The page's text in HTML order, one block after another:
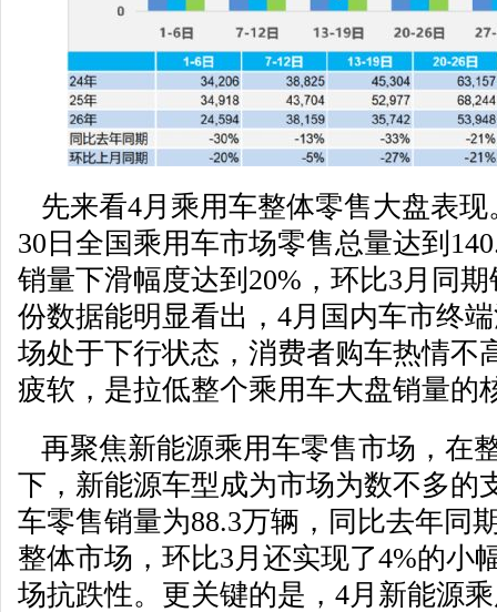
先来看4月乘用车整体零售大盘表
30日全国乘用车市场零售总量达到
销量下滑幅度达到20%，环比3月同
份数据能明显看出，4月国内车市终
场处于下行状态，消费者购车热情不
疲软，是拉低整个乘用车大盘销量的
再聚焦新能源乘用车零售市场，在
下，新能源车型成为市场为数不多的
车零售销量为88.3万辆，同比去年同
整体市场，环比3月还实现了4%的小
场抗跌性。更关键的是，4月新能源